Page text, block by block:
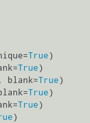
True)
True)
, blank=True)
True)
True)
)